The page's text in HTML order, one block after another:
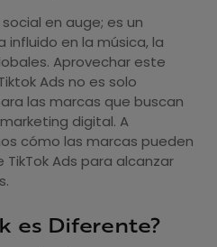
en auge; es un
en la música, la
Aprovechar este
Ads no es solo
las marcas que buscan
digital. A
cómo las marcas pueden
Ads para alcanzar
es Diferente?